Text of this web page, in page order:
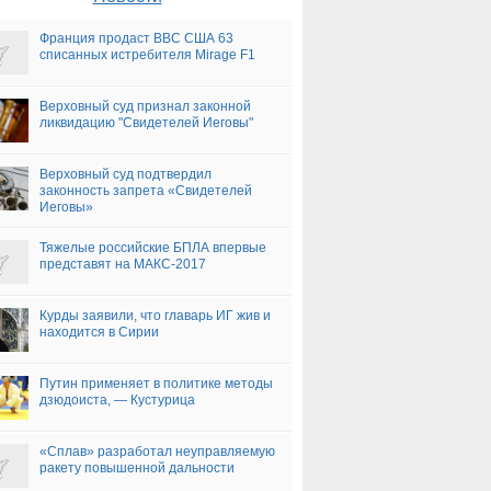
Франция продаст ВВС США 63
списанных истребителя Mirage F1
Верховный суд признал законной
ликвидацию "Свидетелей Иеговы"
Верховный суд подтвердил
законность запрета «Свидетелей
Иеговы»
Тяжелые российские БПЛА впервые
представят на МАКС-2017
Курды заявили, что главарь ИГ жив и
находится в Сирии
Путин применяет в политике методы
дзюдоиста, — Кустурица
«Сплав» разработал неуправляемую
ракету повышенной дальности